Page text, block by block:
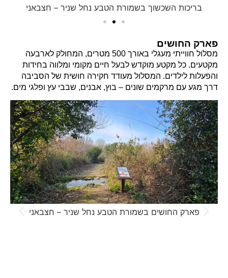
בריכות השכשוך בשמורת הטבע נחל שניר – חצבאני
פארק החושים
מסלול חווייתי מעגלי באורך 500 מטרים, המחולק לארבעה
מקטעים. כל מקטע מוקדש לבעל חיים מקומי ומלווה בחידות
והפעלות לילדים. המסלול מעודד חקירה חושית של הסביבה
דרך מגע עם מרקמים שונים – בוץ, אבנים, שבבי עץ ופלגי מים.
פארק החושים בשמורת הטבע נחל שניר – חצבאני